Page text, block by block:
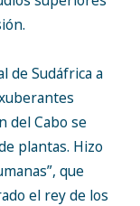
de Sudáfrica a
del Cabo se
plantas. Hizo
que
el rey de los